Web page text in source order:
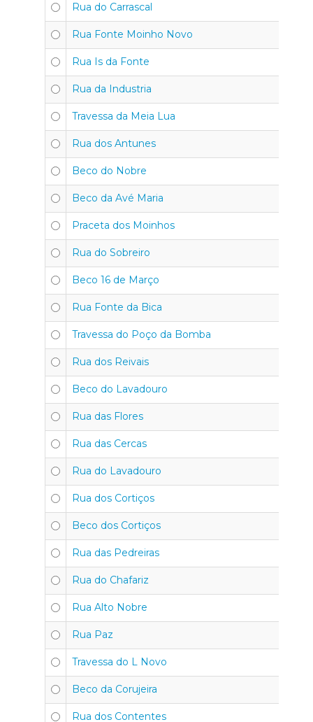
Rua do Carrascal
Rua Fonte Moinho Novo
Rua Is da Fonte
Rua da Industria
Travessa da Meia Lua
Rua dos Antunes
Beco do Nobre
Beco da Avé Maria
Praceta dos Moinhos
Rua do Sobreiro
Beco 16 de Março
Rua Fonte da Bica
Travessa do Poço da Bomba
Rua dos Reivais
Beco do Lavadouro
Rua das Flores
Rua das Cercas
Rua do Lavadouro
Rua dos Cortiços
Beco dos Cortiços
Rua das Pedreiras
Rua do Chafariz
Rua Alto Nobre
Rua Paz
Travessa do L Novo
Beco da Corujeira
Rua dos Contentes